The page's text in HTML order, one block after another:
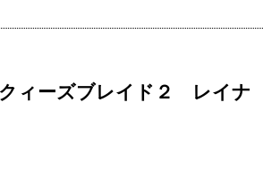
ィーズブレイド２ レイナ